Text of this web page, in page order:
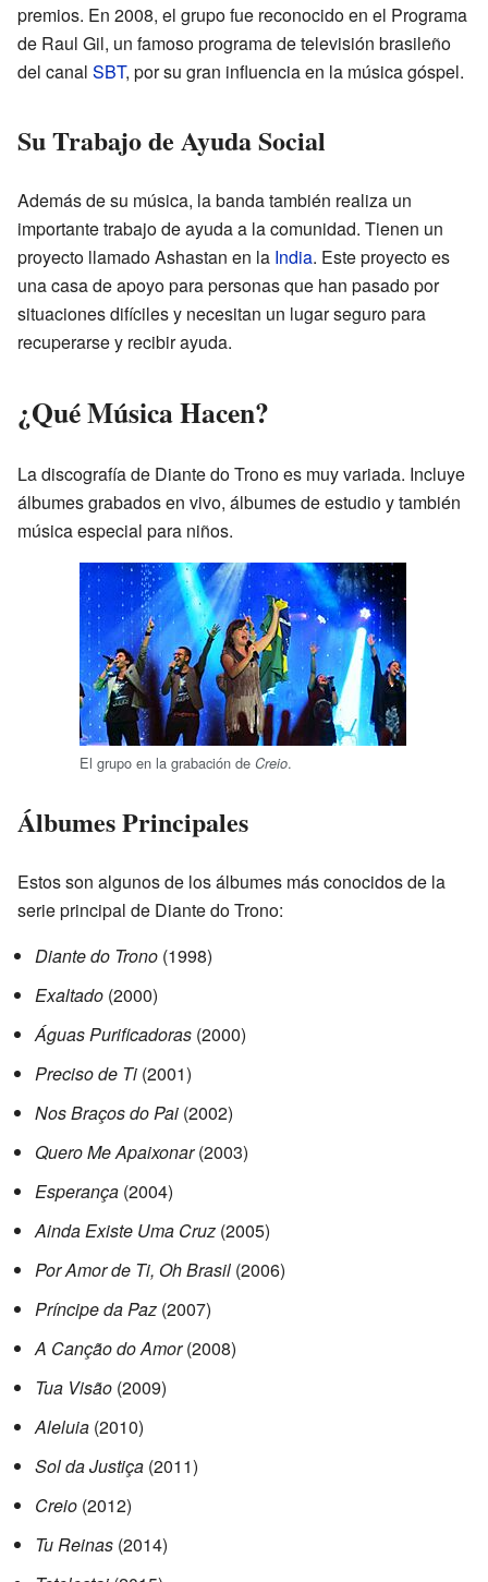
premios. En 2008, el grupo fue reconocido en el Programa
de Raul Gil, un famoso programa de televisión brasileño
del canal SBT, por su gran influencia en la música góspel.
Su Trabajo de Ayuda Social
Además de su música, la banda también realiza un
importante trabajo de ayuda a la comunidad. Tienen un
proyecto llamado Ashastan en la India. Este proyecto es
una casa de apoyo para personas que han pasado por
situaciones difíciles y necesitan un lugar seguro para
recuperarse y recibir ayuda.
¿Qué Música Hacen?
La discografía de Diante do Trono es muy variada. Incluye
álbumes grabados en vivo, álbumes de estudio y también
música especial para niños.
El grupo en la grabación de Creio.
Álbumes Principales
Estos son algunos de los álbumes más conocidos de la
serie principal de Diante do Trono:
Diante do Trono (1998)
Exaltado (2000)
Águas Purificadoras (2000)
Preciso de Ti (2001)
Nos Braços do Pai (2002)
Quero Me Apaixonar(2003)
Esperança (2004)
Ainda Existe Uma Cruz (2005)
Por Amor de Ti, Oh Brasil (2006)
Príncipe da Paz (2007)
A Canção do Amor(2008)
Tua Visão (2009)
Aleluia (2010)
Sol da Justiça (2011)
Creio (2012)
Tu Reinas (2014)